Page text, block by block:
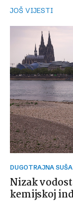
JOŠ VIJESTI
DUGOTRAJNA SUŠA
Nizak
kemijskoj